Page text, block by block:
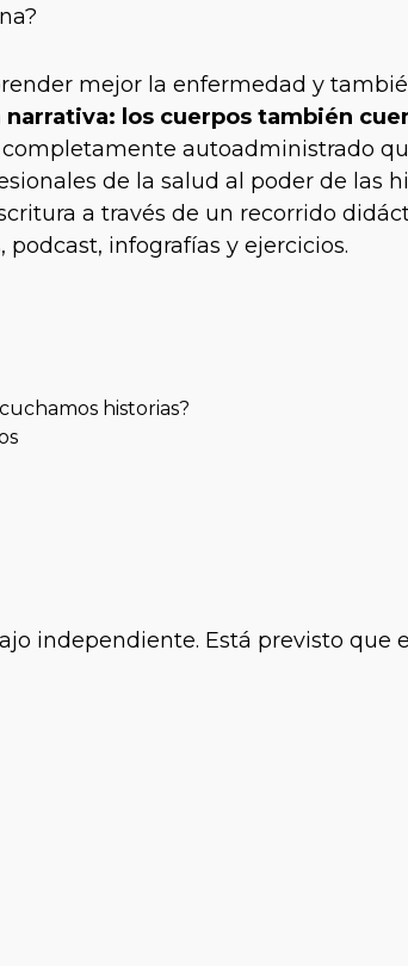
mejor la enfermedad y
narrativa: los cuerpos también
autoadministrado
de la salud al poder de las
a través de un recorrido
infografías y ejercicios.
historias?
independiente. Está previsto que